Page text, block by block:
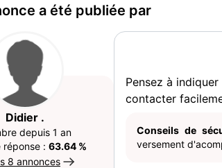
a été publiée par
Didier .
depuis 1 an
réponse : 63.64 %
8 annonces
Pensez à
contacter
Conseils de
versement